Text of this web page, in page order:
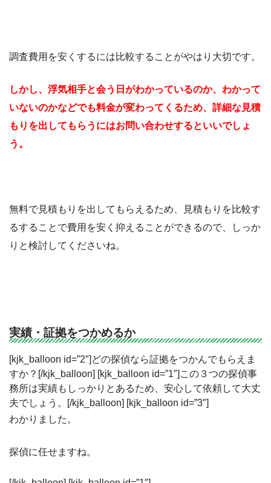
調査費用を安くするには比較することがやはり大切です。
しかし、浮気相手と会う日がわかっているのか、わかって
いないのかなどでも料金が変わってくるため、詳細な見積
もりを出してもらうにはお問い合わせするといいでしょ
う。
無料で見積もりを出してもらえるため、見積もりを比較す
るすることで費用を安く抑えることができるので、しっか
りと検討してくださいね。
実績・証拠をつかめるか
[kjk_balloon id=”2″]どの探偵なら証拠をつかんでもらえま
すか？[/kjk_balloon] [kjk_balloon id=”1″]この３つの探偵事
務所は実績もしっかりとあるため、安心して依頼して大丈
夫でしょう。[/kjk_balloon] [kjk_balloon id=”3″]
わかりました。
探偵に任せますね。